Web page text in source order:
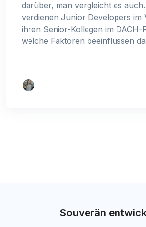
darüber, man vergleicht es auch.
verdienen Junior Developers im
ihren Senior-Kollegen im DACH-
welche Faktoren beeinflussen
Souverän